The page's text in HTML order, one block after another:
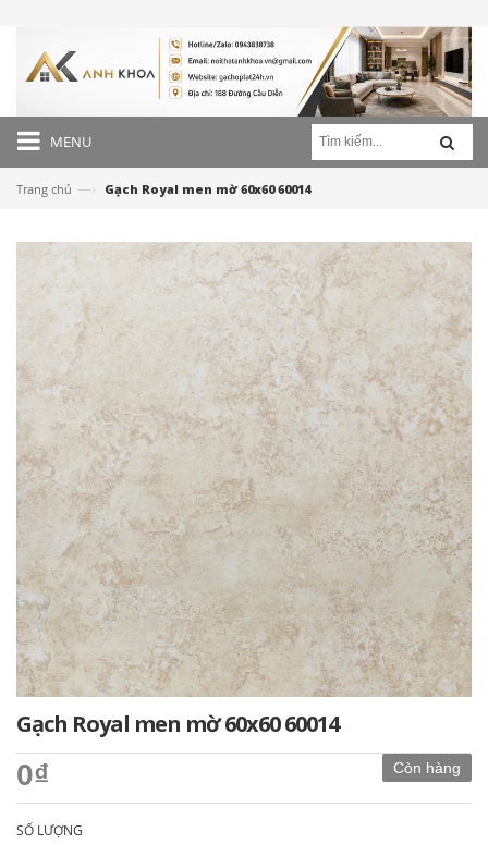
MENU
Trang chủ —› Gạch Royal men mờ 60x60 60014
Gạch Royal men mờ 60x60 60014
Còn hàng
0₫
SỐ LƯỢNG